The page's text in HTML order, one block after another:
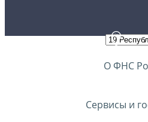
О ФНС
Сервисы и